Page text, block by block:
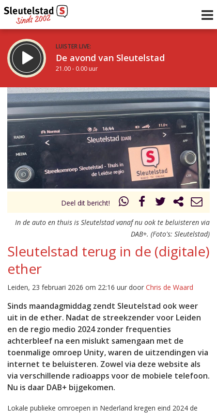
LUISTER LIVE:
De avond van Sleutelstad
21.00 - 0.00 uur
STRAKS:
De nacht van Sleutelstad
0.00 - 6.00 uur
Vorig uur
uur 1 van 0 Volgend uur
Deel dit bericht!
In de auto en thuis is Sleutelstad vanaf nu ook te beluisteren via
DAB+. (Foto's: Sleutelstad)
Sleutelstad terug in de (digitale)
ether
Leiden, 23 februari 2026 om 22:16 uur door Chris de Waard
Sinds maandagmiddag zendt Sleutelstad ook weer
uit in de ether. Nadat de streekzender voor Leiden
en de regio medio 2024 zonder frequenties
achterbleef na een mislukt samengaan met de
toenmalige omroep Unity, waren de uitzendingen via
internet te beluisteren. Zowel via deze website als
via verschillende radioapps voor de mobiele telefoon.
Nu is daar DAB+ bijgekomen.
Lokale publieke omroepen in Nederland kregen eind 2024 de